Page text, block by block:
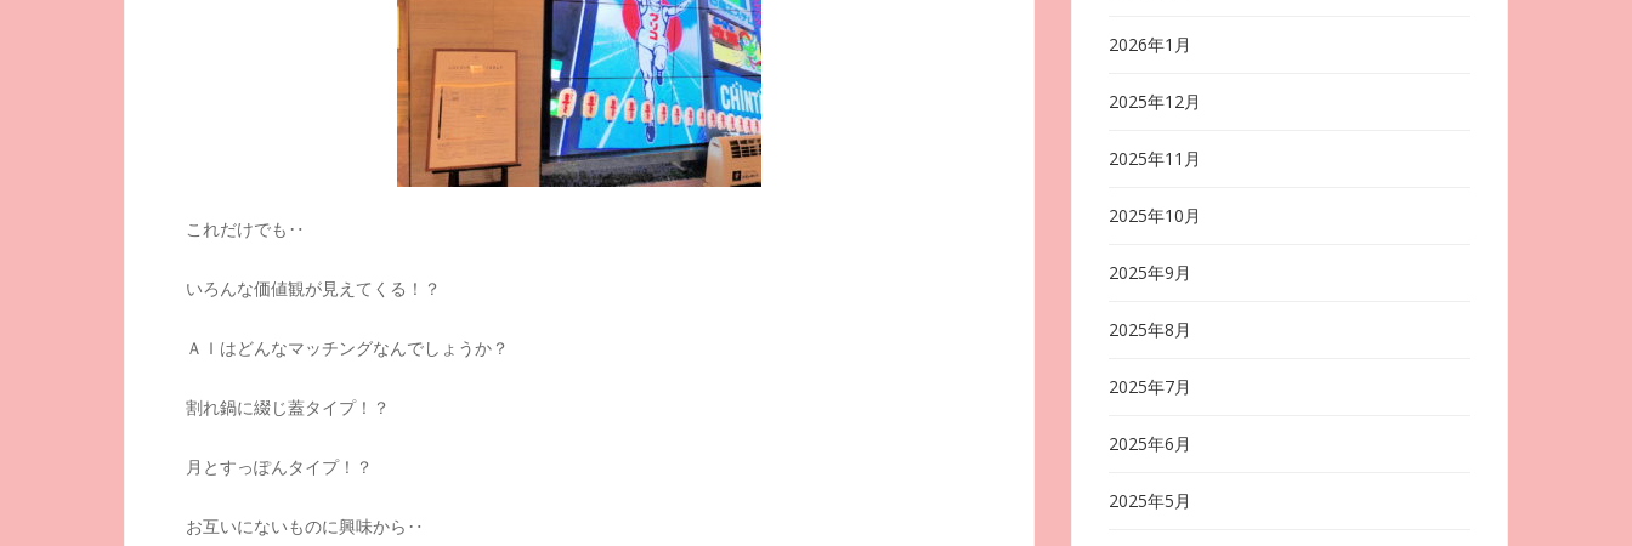
これだけでも‥
いろんな価値観が見えてくる！？
ＡＩはどんなマッチングなんでしょうか？
割れ鍋に綴じ蓋タイプ！？
月とすっぽんタイプ！？
お互いにないものに興味から‥
2026年1月
2025年12月
2025年11月
2025年10月
2025年9月
2025年8月
2025年7月
2025年6月
2025年5月